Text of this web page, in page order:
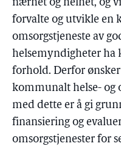
nærhet og helhet, og
forvalte og utvikle en
omsorgstjeneste av
helsemyndigheter ha
forhold. Derfor
kommunalt helse- og
med dette er å gi
finansiering og
omsorgstjenester for